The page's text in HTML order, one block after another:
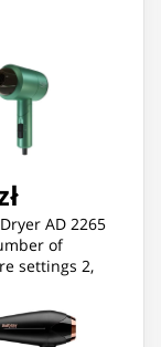
AD 2265
of
settings 2,